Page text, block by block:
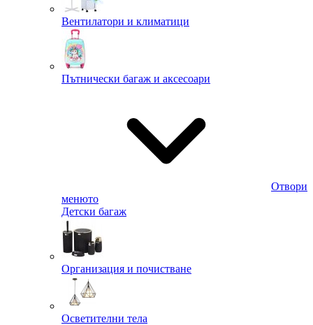
Вентилатори и климатици
Пътнически багаж и аксесоари
Отвори
менюто
Детски багаж
Организация и почистване
Осветителни тела